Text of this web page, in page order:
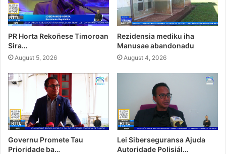
PR Horta Rekoñese Timoroan
Sira…
August 5, 2026
Rezidensia mediku iha
Manusae abandonadu
August 4, 2026
Governu Promete Tau
Prioridade ba…
Lei Siberseguransa Ajuda
Autoridade Polisiál…